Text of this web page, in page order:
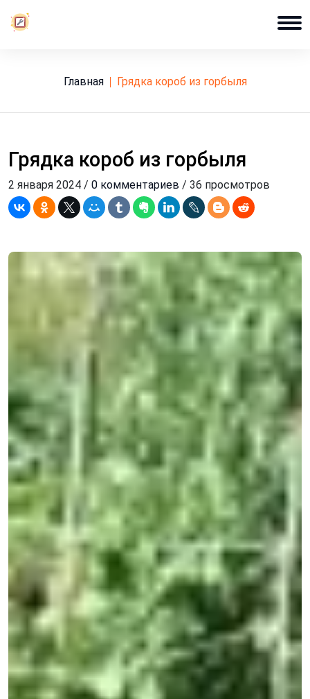
Главная грядка короб из горбыля
Грядка короб из горбыля
2 января 2024 / 0 комментариев / 36 просмотров